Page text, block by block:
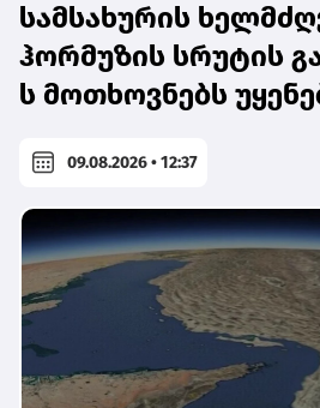
სამსახურის
ჰორმუზის სრუტის
ს მოთხოვნებს
09.08.2026 • 12:37